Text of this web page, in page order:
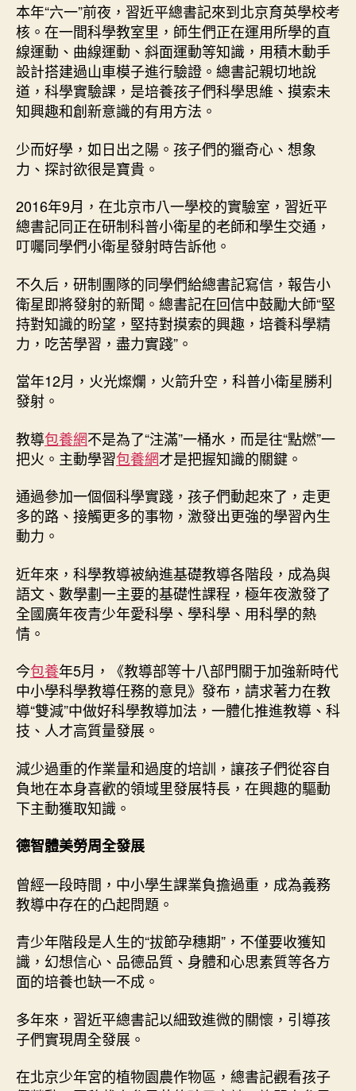
本年“六一”前夜，習近平總書記來到北京育英學校考
核。在一間科學教室里，師生們正在運用所學的直
線運動、曲線運動、斜面運動等知識，用積木動手
設計搭建過山車模子進行驗證。總書記親切地說
道，科學實驗課，是培養孩子們科學思維、摸索未
知興趣和創新意識的有用方法。
少而好學，如日出之陽。孩子們的獵奇心、想象
力、探討欲很是寶貴。
2016年9月，在北京市八一學校的實驗室，習近平
總書記同正在研制科普小衛星的老師和學生交通，
叮囑同學們小衛星發射時告訴他。
不久后，研制團隊的同學們給總書記寫信，報告小
衛星即將發射的新聞。總書記在回信中鼓勵大師“堅
持對知識的盼望，堅持對摸索的興趣，培養科學精
力，吃苦學習，盡力實踐”。
當年12月，火光燦爛，火箭升空，科普小衛星勝利
發射。
教導包養網不是為了“注滿”一桶水，而是往“點燃”一
把火。主動學習包養網才是把握知識的關鍵。
通過參加一個個科學實踐，孩子們動起來了，走更
多的路、接觸更多的事物，激發出更強的學習內生
動力。
近年來，科學教導被納進基礎教導各階段，成為與
語文、數學劃一主要的基礎性課程，極年夜激發了
全國廣年夜青少年愛科學、學科學、用科學的熱
情。
今包養年5月，《教導部等十八部門關于加強新時代
中小學科學教導任務的意見》發布，請求著力在教
導“雙減”中做好科學教導加法，一體化推進教導、科
技、人才高質量發展。
減少過重的作業量和過度的培訓，讓孩子們從容自
負地在本身喜歡的領域里發展特長，在興趣的驅動
下主動獲取知識。
德智體美勞周全發展
曾經一段時間，中小學生課業負擔過重，成為義務
教導中存在的凸起問題。
青少年階段是人生的“拔節孕穗期”，不僅要收獲知
識，幻想信心、品德品質、身體和心思素質等各方
面的培養也缺一不成。
多年來，習近平總書記以細致進微的關懷，引導孩
子們實現周全發展。
在北京少年宮的植物園農作物區，總書記觀看孩子